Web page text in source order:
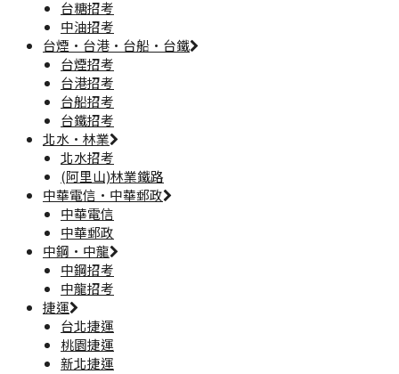
台糖招考
中油招考
台煙·台港·台船·台鐵
台煙招考
台港招考
台船招考
台鐵招考
北水·林業
北水招考
(阿里山)林業鐵路
中華電信·中華郵政
中華電信
中華郵政
中鋼·中龍
中鋼招考
中龍招考
捷運
台北捷運
桃園捷運
新北捷運